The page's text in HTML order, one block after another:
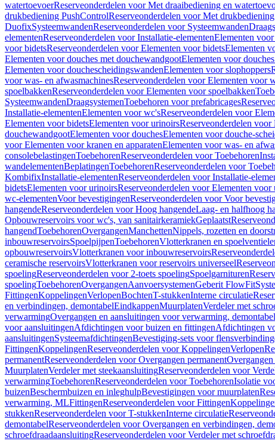
watertoevoerReserveonderdelen voor Met draaibediening en
drukbediening PushControlReserveonderdelen voor Met
DuofixSysteemwandenReserveonderdelen voor Systeemwanden
elementenReserveonderdelen voor Installatie-elementenElementen
voor bidetsReserveonderdelen voor Elementen voor bidetsElementen
Elementen voor douches met douchewandgootElementen voor
Elementen voor douchescheidingswandenElementen voor slophoppers
voor was- en afwasmachinesReserveonderdelen voor Elementen voor
spoelbakkenReserveonderdelen voor Elementen voor spoelbakken
SysteemwandenDraagsystemenToebehoren voor prefabricages
Installatie-elementenElementen voor wc'sReserveonderdelen voor
Elementen voor bidetsElementen voor urinoirsReserveonderdelen
douchewandgootElementen voor douchesElementen voor douche-
voor Elementen voor kranen en apparatenElementen voor was- en
consolebelastingenToebehorenReserveonderdelen voor Toebehoren
wandelementenBeplatingenToebehorenReserveonderdelen voor
KombifixInstallatie-elementenReserveonderdelen voor Installatie-
bidetsElementen voor urinoirsReserveonderdelen voor Elementen voor
wc-elementenVoor bevestigingenReserveonderdelen voor Voor
hangendeReserveonderdelen voor Hoog hangendeLaag- en halfhoog
Opbouwreservoirs voor wc's, van sanitairkeramiekGeplaatst
hangendToebehorenOvergangenManchettenNippels, rozetten en
inbouwreservoirsSpoelpijpenToebehorenVlotterkranen en
opbouwreservoirsVlotterkranen voor inbouwreservoirs
ceramische reservoirsVlotterkranen voor reservoirs universeel
spoelingReserveonderdelen voor 2-toets spoelingSpoelgarnituren
spoelingToebehorenOvergangenAanvoersystemenGeberit FlowFit
FittingenKoppelingenVerlopenBochtenT-stukkenInterne circulatie
en verbindingen, demontabelEindkappenMuurplatenVerdeler met
verwarmingOvergangen en aansluitingen voor verwarming, demontabel
voor aansluitingenAfdichtingen voor buizen en fittingenAfdichtingen
aansluitingenSysteemafdichtingenBevestiging-sets voor
FittingenKoppelingenReserveonderdelen voor KoppelingenVerlopen
permanentReserveonderdelen voor Overgangen permanent
MuurplatenVerdeler met steekaansluitingReserveonderdelen voor
verwarmingToebehorenReserveonderdelen voor ToebehorenIsolatie
buizenBeschermbuizen en inleghulpBevestigingen voor muurplaten
verwarming, MLFittingenReserveonderdelen voor Fittingen
stukkenReserveonderdelen voor T-stukkenInterne circulatie
demontabelReserveonderdelen voor Overgangen en verbindingen,
schroefdraadaansluitingReserveonderdelen voor Verdeler met